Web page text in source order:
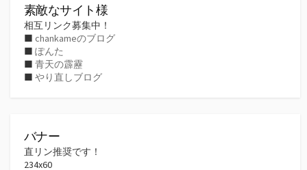
素敵なサイト様
相互リンク募集中！
■ chankameのブログ
■ ぽんた
■ 青天の霹靂
■ やり直しブログ
バナー
直リン推奨です！
234x60